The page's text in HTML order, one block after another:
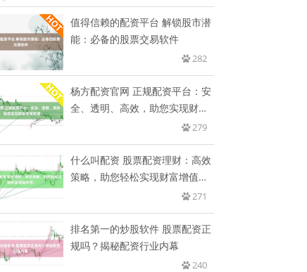
值得信赖的配资平台 解锁股市潜
能：必备的股票交易软件
282
杨方配资官网 正规配资平台：安
全、透明、高效，助您实现财富
279
什么叫配资 股票配资理财：高效
策略，助您轻松实现财富增值梦
271
排名第一的炒股软件 股票配资正
规吗？揭秘配资行业内幕
240